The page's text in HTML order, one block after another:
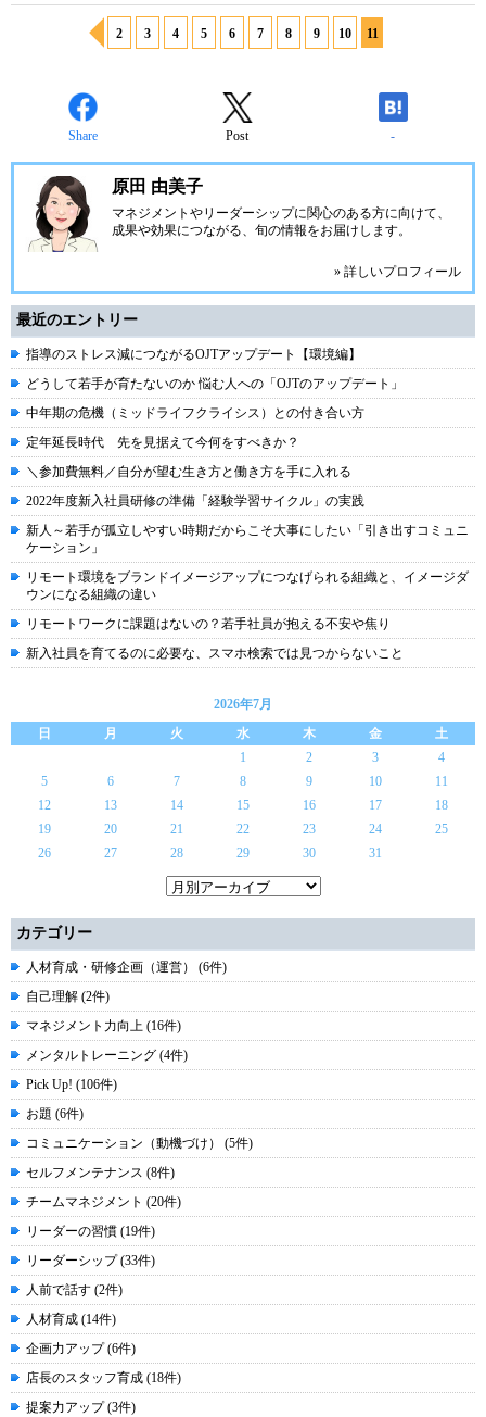
2 3 4 5 6 7 8 9 10 11
Share Post -
原田 由美子
マネジメントやリーダーシップに関心のある方に向けて、
成果や効果につながる、旬の情報をお届けします。
» 詳しいプロフィール
最近のエントリー
指導のストレス減につながるOJTアップデート【環境編】
どうして若手が育たないのか 悩む人への「OJTのアップデート」
中年期の危機（ミッドライフクライシス）との付き合い方
定年延長時代 先を見据えて今何をすべきか？
＼参加費無料／自分が望む生き方と働き方を手に入れる
2022年度新入社員研修の準備「経験学習サイクル」の実践
新人～若手が孤立しやすい時期だからこそ大事にしたい「引き出すコミュニ
ケーション」
リモート環境をブランドイメージアップにつなげられる組織と、イメージダ
ウンになる組織の違い
リモートワークに課題はないの？若手社員が抱える不安や焦り
新入社員を育てるのに必要な、スマホ検索では見つからないこと
2026年7月
日
月 火 水 木 金
土
1
2 3
4
5
6 7 8 9 10
11
12
13 14 15 16 17
18
19
20 21 22 23 24
25
26
27 28 29 30 31
カテゴリー
人材育成・研修企画（運営） (6件)
自己理解 (2件)
マネジメント力向上 (16件)
メンタルトレーニング (4件)
Pick Up! (106件)
お題 (6件)
コミュニケーション（動機づけ） (5件)
セルフメンテナンス (8件)
チームマネジメント (20件)
リーダーの習慣 (19件)
リーダーシップ (33件)
人前で話す (2件)
人材育成 (14件)
企画力アップ (6件)
店長のスタッフ育成 (18件)
提案力アップ (3件)